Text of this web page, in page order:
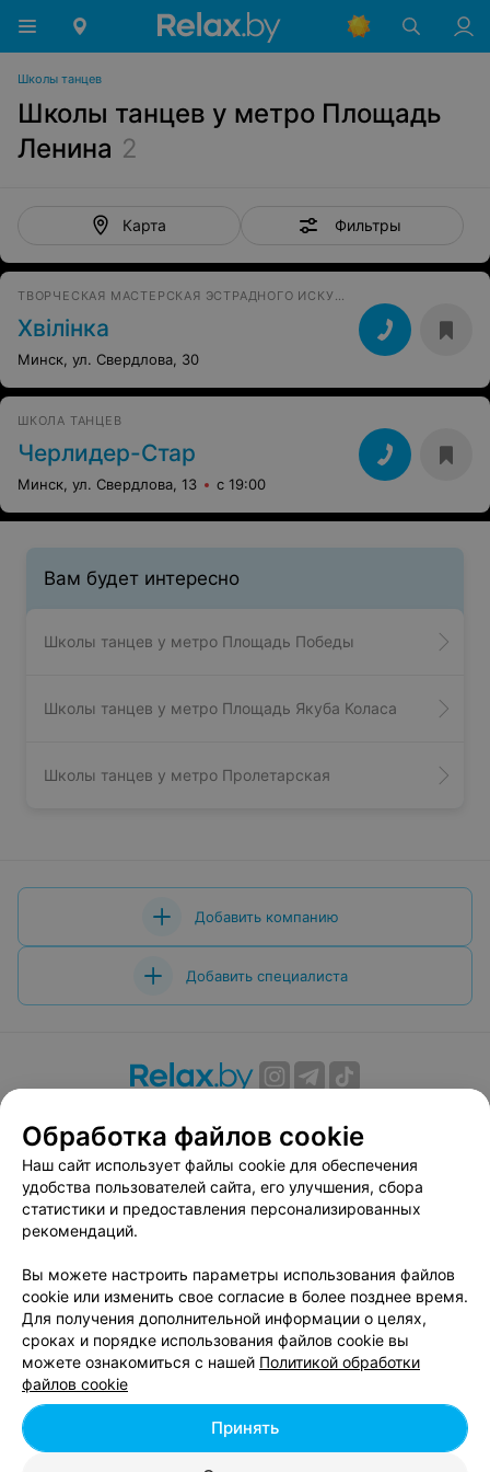
Школы танцев
Школы танцев у метро Площадь
Ленина 2
Карта Фильтры
ТВОРЧЕСКАЯ МАСТЕРСКАЯ ЭСТРАДНОГО ИСКУССТВА
Хвілінка
Минск, ул. Свердлова, 30
ШКОЛА ТАНЦЕВ
Черлидер-Стар
Минск, ул. Свердлова, 13 с 19:00
Вам будет интересно
Школы танцев у метро Площадь Победы
Школы танцев у метро Площадь Якуба Коласа
Школы танцев у метро Пролетарская
Добавить компанию
Добавить специалиста
Вакансии
Публичный договор
Способы оплаты
Публичный договор по использованию сервиса
«Афиша»
Пользовательское соглашение
Связаться по вопросам сотрудничества
Написать руководителю relax.by
Персональные настройки cookie
Обработка персональных данных
Обработка файлов cookie
Наш сайт использует файлы cookie для обеспечения
удобства пользователей сайта, его улучшения, сбора
статистики и предоставления персонализированных
рекомендаций.
Вы можете настроить параметры использования файлов
cookie или изменить свое согласие в более позднее время.
Для получения дополнительной информации о целях,
сроках и порядке использования файлов cookie вы
можете ознакомиться с нашей Политикой обработки
файлов cookie
Принять